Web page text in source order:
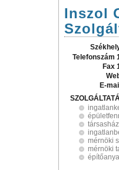
Inszol
Telefonszám
Fax
E-
mérnöki
mérnöki